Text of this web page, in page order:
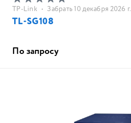
TP-Link • Забрать 10 декабря 2026 г.
TL-SG108
По запросу